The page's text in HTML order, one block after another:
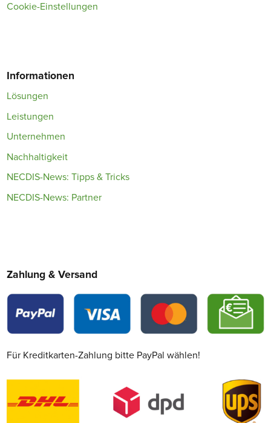
Cookie-Einstellungen
Informationen
Lösungen
Leistungen
Unternehmen
Nachhaltigkeit
NECDIS-News: Tipps & Tricks
NECDIS-News: Partner
Zahlung & Versand
Für Kreditkarten-Zahlung bitte PayPal wählen!